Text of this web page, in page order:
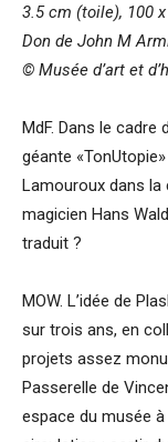
3.5 cm (toile), 100
Don de John M
© Musée d’art et
MdF. Dans le cadre
géante
Lamouroux dans la
magicien Hans
traduit ?
MOW. L’idée de
sur trois ans, en
projets assez
Passerelle de
espace du musée